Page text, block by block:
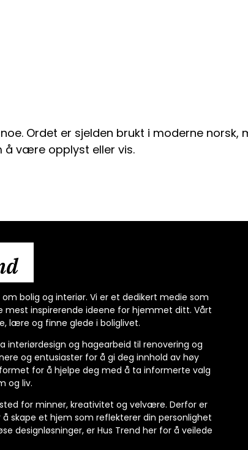
Ordet er sjelden brukt i moderne norsk,
å være opplyst eller vis.
bolig og interiør. Vi er et dedikert medie som
mest inspirerende ideene for hjemmet ditt. Vårt
lære og finne glede i boliglivet.
interiørdesign og hagearbeid til renovering og
og entusiaster for å gi deg innhold av høy
for å hjelpe deg med å ta informerte valg
og liv.
for minner, kreativitet og velvære. Derfor er
skape et hjem som reflekterer din personlighet
designløsninger, er Hus Trend her for å veilede